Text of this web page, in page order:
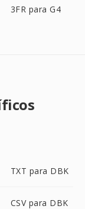
3FR para G4
TXT para DBK
CSV para DBK